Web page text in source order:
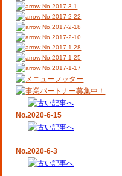
No.2017-3-1
No.2017-2-22
No.2017-2-18
No.2017-2-10
No.2017-1-28
No.2017-1-25
No.2017-1-17
No.2020-6-15
No.2020-6-3